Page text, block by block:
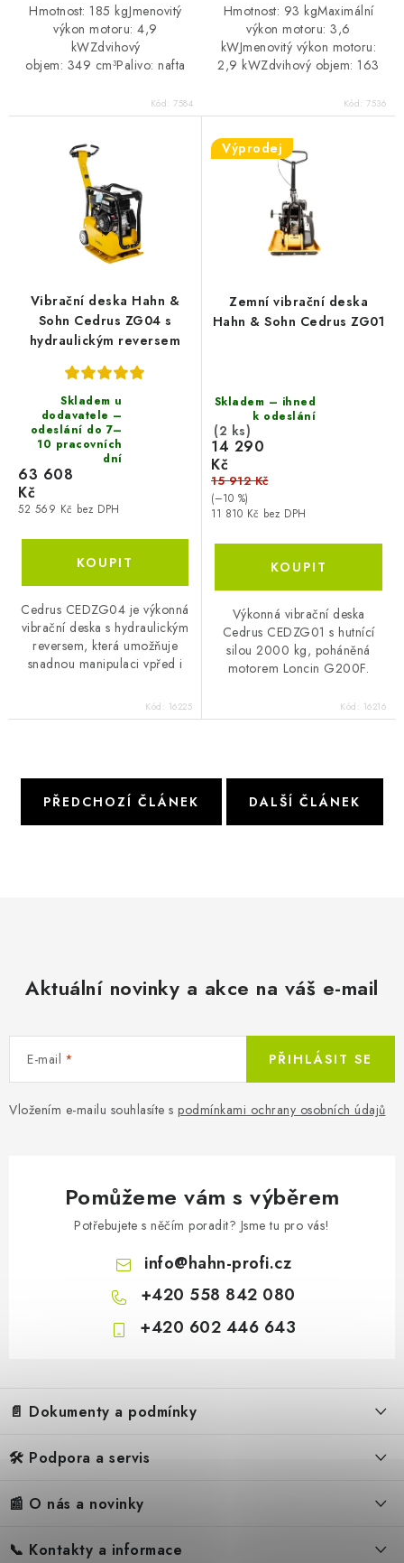
Hmotnost: 185 kgJmenovitý
výkon motoru: 4,9
kWZdvihový
objem: 349 cm³Palivo: nafta
Kód: 7584
Hmotnost: 93 kgMaximální
výkon motoru: 3,6
kWJmenovitý výkon motoru:
2,9 kWZdvihový objem: 163
Kód: 7536
Vibrační deska Hahn &
Sohn Cedrus ZG04 s
hydraulickým reversem
Skladem u
dodavatele –
odeslání do 7–
10 pracovních
dní
52 569 Kč bez DPH
63 608
Kč
Cedrus CEDZG04 je výkonná
vibrační deska s hydraulickým
reversem, která umožňuje
snadnou manipulaci vpřed i
hloubka hutnění až 40 cm ji
činí ideální...
Kód: 16225
Výprodej
Zemní vibrační deska
Hahn & Sohn Cedrus ZG01
Skladem – ihned
k odeslání
(2 ks)
11 810 Kč bez DPH
14 290
Kč
15 912 Kč
(–10 %)
Výkonná vibrační deska
Cedrus CEDZG01 s hutnící
silou 2000 kg, poháněná
motorem Loncin G200F.
a štěrku. Je vybavena kolečky
pro snadný transport...
Kód: 16216
PŘEDCHOZÍ ČLÁNEK DALŠÍ ČLÁNEK
Aktuální novinky a akce na váš e-mail
E-mail
Vložením e-mailu souhlasíte s podmínkami ochrany osobních údajů
PŘIHLÁSIT SE
Pomůžeme vám s výběrem
Potřebujete s něčím poradit? Jsme tu pro vás!
info@hahn-profi.cz
+420 558 842 080
+420 602 446 643
a
📄 Dokumenty a podmínky
Obchodní podmínky
Ochrana osobních údajů
Zpětný odběr elektrozařízení
🛠️ Podpora a servis
FAQ – Často kladené otázky
📰 O nás a novinky
Novinky
📞 Kontakty a informace